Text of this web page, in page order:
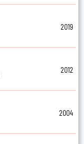
2019
2012
2004